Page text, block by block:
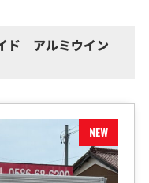
ド アルミウイン